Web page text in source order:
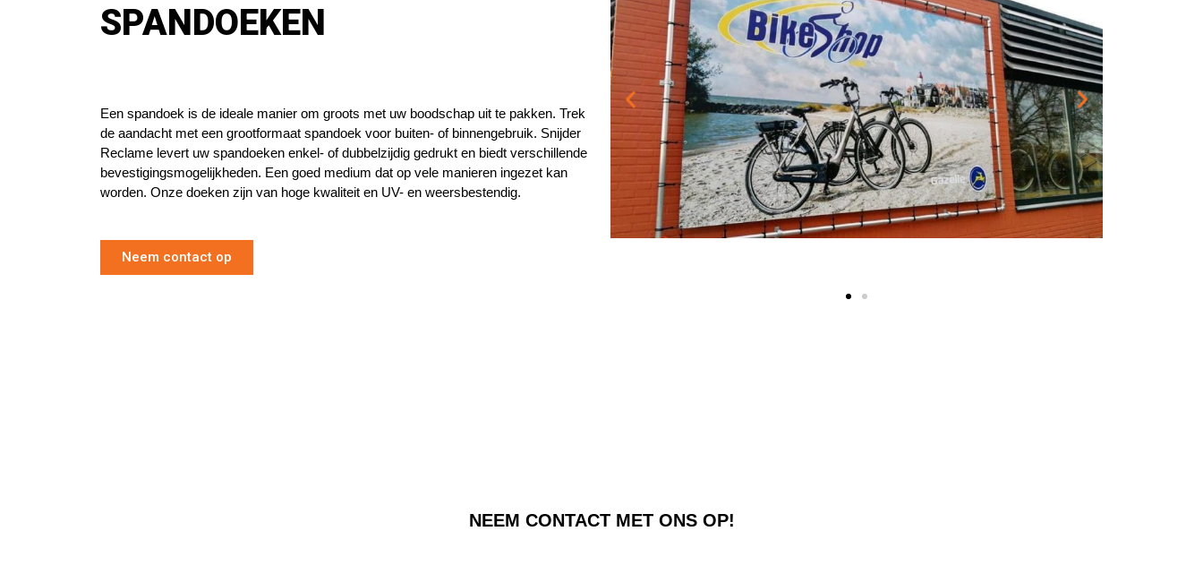
SPANDOEKEN
Een spandoek is de ideale manier om groots met uw boodschap uit te pakken. Trek
de aandacht met een grootformaat spandoek voor buiten- of binnengebruik. Snijder
Reclame levert uw spandoeken enkel- of dubbelzijdig gedrukt en biedt verschillende
bevestigingsmogelijkheden. Een goed medium dat op vele manieren ingezet kan
worden. Onze doeken zijn van hoge kwaliteit en UV- en weersbestendig.
Neem contact op
NEEM CONTACT MET ONS OP!